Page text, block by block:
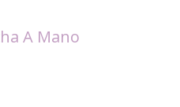
A Mano